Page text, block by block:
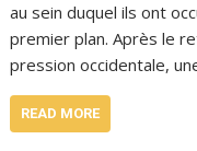
au sein duquel ils ont
premier plan. Après le
pression occidentale,
READ MORE